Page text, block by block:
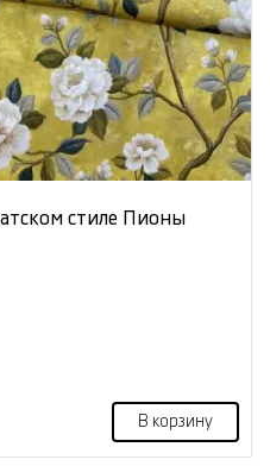
стиле Пионы
В корзину